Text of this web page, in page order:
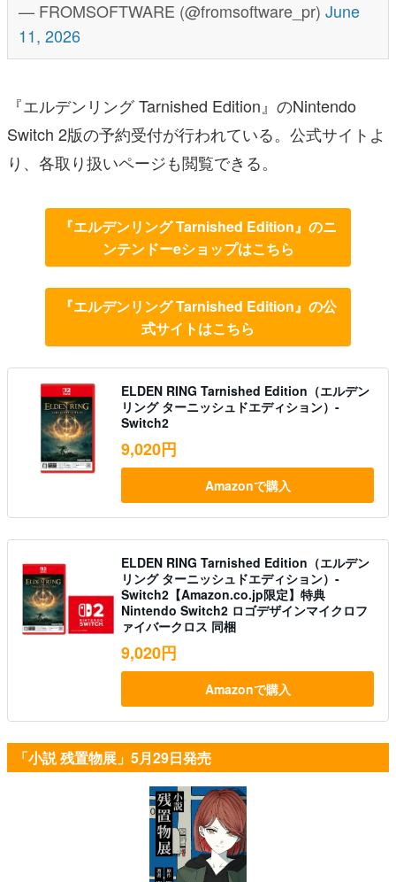
— FROMSOFTWARE (@fromsoftware_pr) June
11, 2026
『エルデンリング Tarnished Edition』のNintendo
Switch 2版の予約受付が行われている。公式サイトよ
り、各取り扱いページも閲覧できる。
『エルデンリング Tarnished Edition』のニ
ンテンドーeショップはこちら
『エルデンリング Tarnished Edition』の公
式サイトはこちら
ELDEN RING Tarnished Edition（エルデン
リング ターニッシュドエディション）-
Switch2
9,020円
Amazonで購入
ELDEN RING Tarnished Edition（エルデン
リング ターニッシュドエディション）-
Switch2【Amazon.co.jp限定】特典
Nintendo Switch2 ロゴデザインマイクロフ
ァイバークロス 同梱
9,020円
Amazonで購入
「小説 残置物展」5月29日発売